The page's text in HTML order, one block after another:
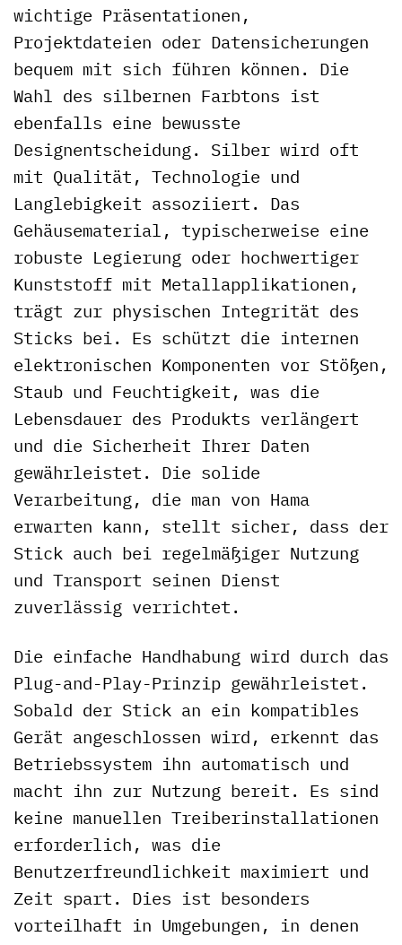
wichtige Präsentationen,
Projektdateien oder Datensicherungen
bequem mit sich führen können. Die
Wahl des silbernen Farbtons ist
ebenfalls eine bewusste
Designentscheidung. Silber wird oft
mit Qualität, Technologie und
Langlebigkeit assoziiert. Das
Gehäusematerial, typischerweise eine
robuste Legierung oder hochwertiger
Kunststoff mit Metallapplikationen,
trägt zur physischen Integrität des
Sticks bei. Es schützt die internen
elektronischen Komponenten vor Stößen,
Staub und Feuchtigkeit, was die
Lebensdauer des Produkts verlängert
und die Sicherheit Ihrer Daten
gewährleistet. Die solide
Verarbeitung, die man von Hama
erwarten kann, stellt sicher, dass der
Stick auch bei regelmäßiger Nutzung
und Transport seinen Dienst
zuverlässig verrichtet.
Die einfache Handhabung wird durch das
Plug-and-Play-Prinzip gewährleistet.
Sobald der Stick an ein kompatibles
Gerät angeschlossen wird, erkennt das
Betriebssystem ihn automatisch und
macht ihn zur Nutzung bereit. Es sind
keine manuellen Treiberinstallationen
erforderlich, was die
Benutzerfreundlichkeit maximiert und
Zeit spart. Dies ist besonders
vorteilhaft in Umgebungen, in denen